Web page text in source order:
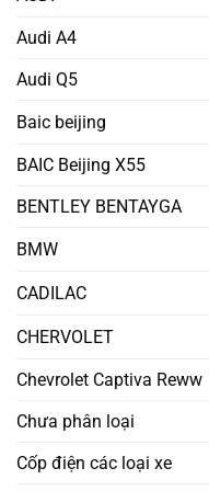
Audi A4
Audi Q5
Baic beijing
BAIC Beijing X55
BENTLEY BENTAYGA
BMW
CADILAC
CHERVOLET
Chevrolet Captiva Reww
Chưa phân loại
Cốp điện các loại xe